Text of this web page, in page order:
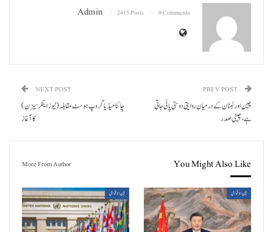
Admin 2415 Posts 0 Comments
چین اور لبنان کے درمیان روایتی دوستی پائی جاتی
ہے، چینی صدر
NEXT POST
چائنا میڈیا گروپ ہوسٹ مقابلہ (نیوز اینکر سیزن)
کا آغاز
You Might Also Like
More From Author
بین الاقوامی بین الاقوامی